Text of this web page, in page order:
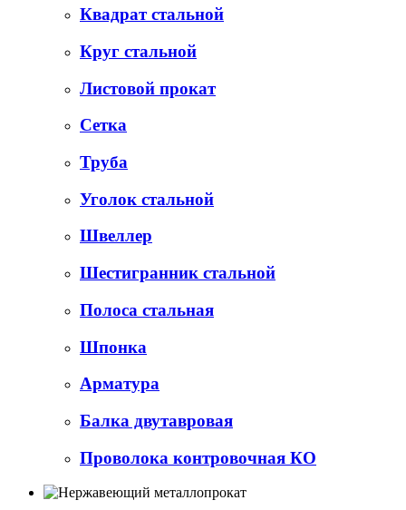
Квадрат стальной
Круг стальной
Листовой прокат
Сетка
Труба
Уголок стальной
Швеллер
Шестигранник стальной
Полоса стальная
Шпонка
Арматура
Балка двутавровая
Проволока контровочная КО